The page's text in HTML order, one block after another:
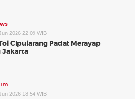
2026 22:09 WIB
Cipularang Padat Merayap
Jakarta
2026 18:54 WIB